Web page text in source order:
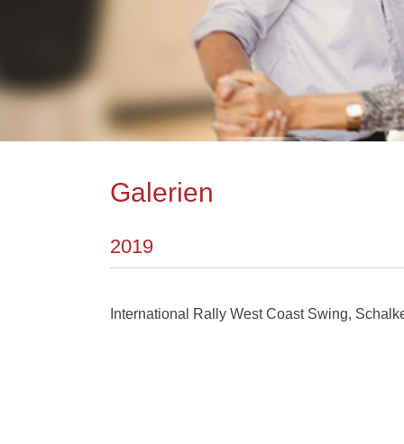
Galerien
2019
International Rally West Coast Swing,